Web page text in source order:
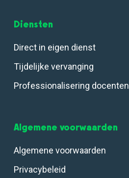
Diensten
Direct in eigen dienst
Tijdelijke vervanging
Professionalisering docenten
Algemene voorwaarden
Algemene voorwaarden
Privacybeleid